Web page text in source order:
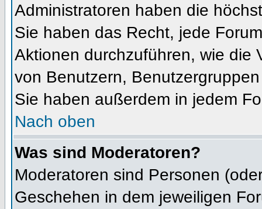
Administratoren haben die
Sie haben das Recht, jede
Aktionen durchzuführen, wie die
von Benutzern,
Sie haben außerdem in jedem
Nach oben
Was sind Moderatoren?
Moderatoren sind Personen
Geschehen in dem jeweiligen